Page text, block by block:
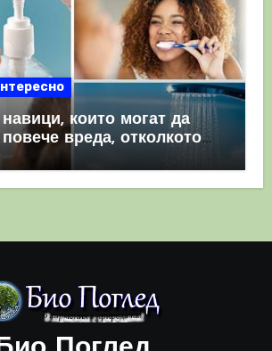
които могат да
вреда, отколкото